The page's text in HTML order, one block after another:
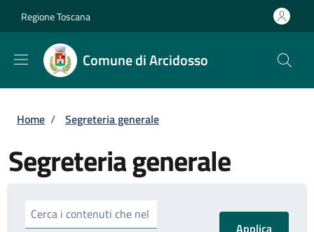
Regione Toscana
Comune di Arcidosso
Briciole di pane
Home / Segreteria generale
Segreteria generale
Cerca i contenuti che nel